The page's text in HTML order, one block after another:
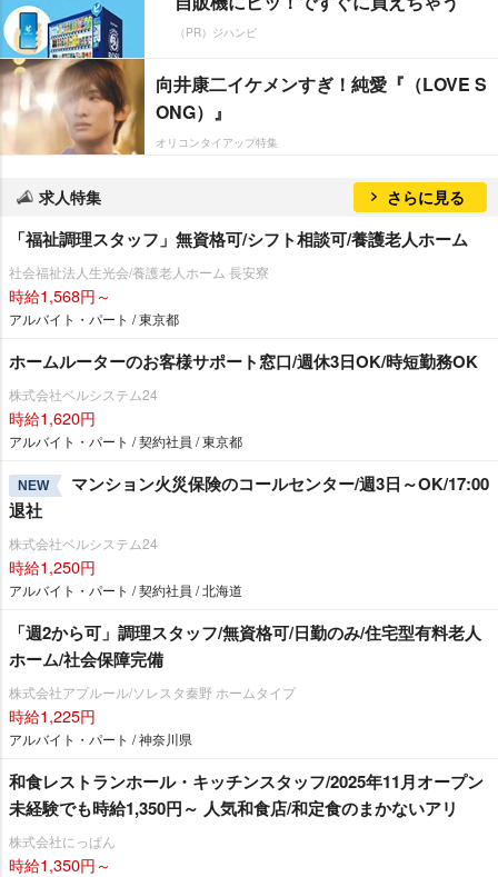
（PR）ジハンピ
向井康二イケメンすぎ！純愛『（LOVE S
ONG）』
オリコンタイアップ特集
求人特集 さらに見る
「福祉調理スタッフ」無資格可/シフト相談可/養護老人ホーム
社会福祉法人生光会/養護老人ホーム 長安寮
時給1,568円～
アルバイト・パート / 東京都
ホームルーターのお客様サポート窓口/週休3日OK/時短勤務OK
株式会社ベルシステム24
時給1,620円
アルバイト・パート / 契約社員 / 東京都
NEW
マンション火災保険のコールセンター/週3日～OK/17:00
退社
株式会社ベルシステム24
時給1,250円
アルバイト・パート / 契約社員 / 北海道
「週2から可」調理スタッフ/無資格可/日勤のみ/住宅型有料老人
ホーム/社会保障完備
株式会社アプルール/ソレスタ秦野 ホームタイプ
時給1,225円
アルバイト・パート / 神奈川県
和食レストランホール・キッチンスタッフ/2025年11月オープン
未経験でも時給1,350円～ 人気和食店/和定食のまかないアリ
株式会社にっぱん
時給1,350円～